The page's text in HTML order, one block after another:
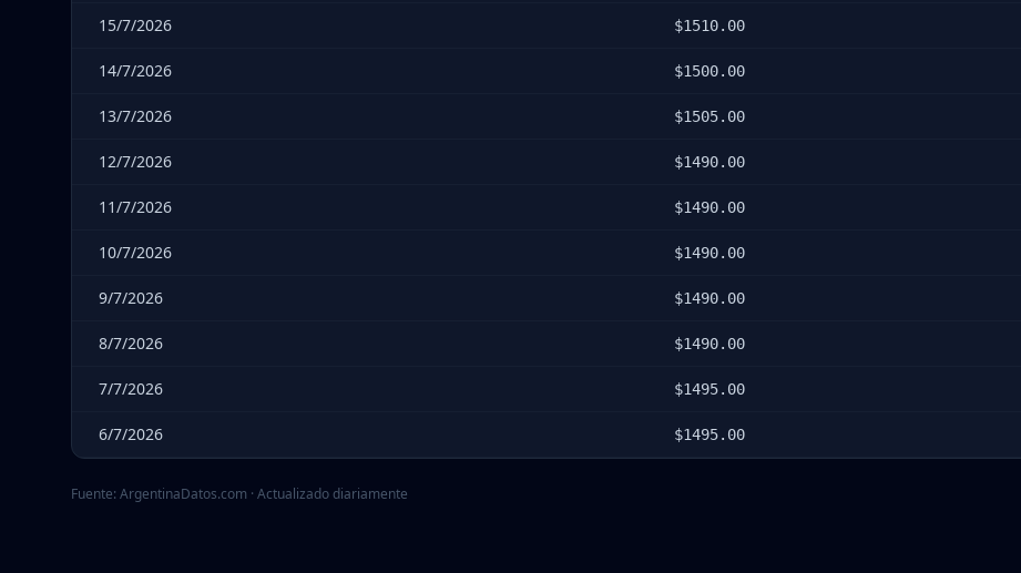
15/7/2026 $1510.00
14/7/2026 $1500.00
13/7/2026 $1505.00
12/7/2026 $1490.00
11/7/2026 $1490.00
10/7/2026 $1490.00
9/7/2026 $1490.00
8/7/2026 $1490.00
7/7/2026 $1495.00
6/7/2026 $1495.00
Fuente: ArgentinaDatos.com · Actualizado diariamente